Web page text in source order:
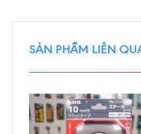
SẢN PHẨM LIÊN